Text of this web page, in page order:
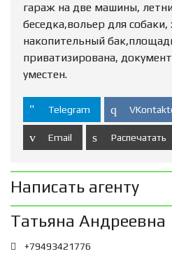
гараж на две машины,
беседка,вольер для собаки,
накопительный
приватизирована,
уместен.
Telegram
Email Распечатать
Написать агенту
Татьяна Андреевна
+79493421776